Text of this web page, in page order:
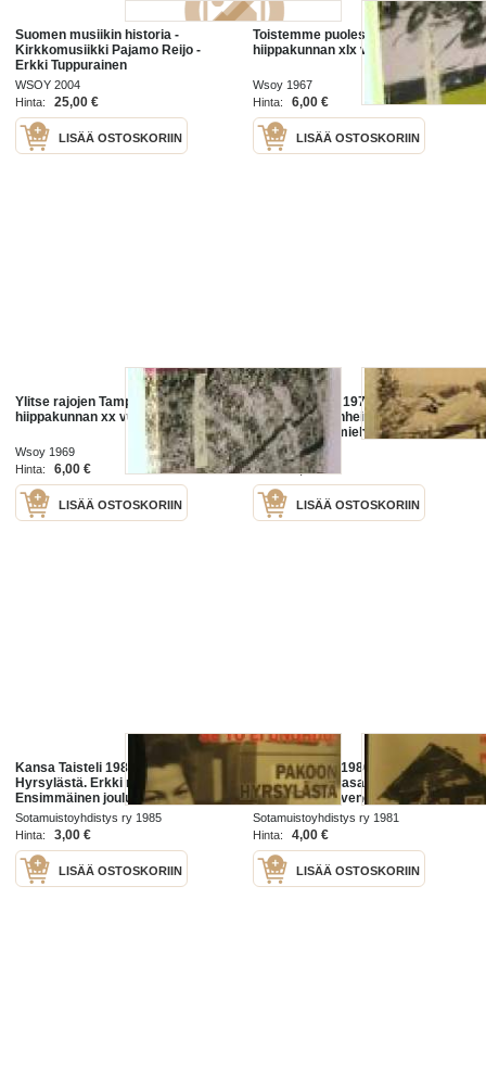
Suomen musiikin historia -
Kirkkomusiikki Pajamo Reijo -
Erkki Tuppurainen
WSOY 2004
Hinta:
25,00 €
LISÄÄ OSTOSKORIIN
Toistemme puolesta Tampereen
hiippakunnan xIx vuosikirja 1967
Wsoy 1967
Hinta:
6,00 €
LISÄÄ OSTOSKORIIN
Ylitse rajojen Tampereen
hiippakunnan xx vuosi kirja 1969
Wsoy 1969
Hinta:
6,00 €
LISÄÄ OSTOSKORIIN
Kansa Taisteli 1974 nr 5 (kannessa
lentokone Blenheim), Erkki
Kemppi: Sotamiehen sotaa (JR 1)
selkeät kuvat Juustilan sulku sekä
Tammisuon asema, Erkki Innola:
Hinta: 3,00 €
LISÄÄ OSTOSKORIIN
Kansa Taisteli 1985 nr 12 Pakoon
Hyrsylästä. Erkki mattila:
Ensimmäinen joulu Syvärillä.E I
UOtila: Karhumäen liepeillä (JP
3)Erkki Kaipiainen:
Sotamuistoyhdistys ry 1985
Hinta:
3,00 €
LISÄÄ OSTOSKORIIN
Kansa taisteli 1980 nr 8 Erkki
Holkeri : Valkeasaari ennen ja nyt.
Vartiomoottoriveneet taistelevat.
Erkki Matikainen : Herrasmiesten
vanginsieppaus , Kitee.
Sotamuistoyhdistys ry 1981
Hinta:
4,00 €
LISÄÄ OSTOSKORIIN